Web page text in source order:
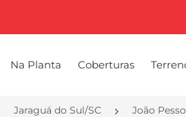
Na Planta Coberturas
Jaraguá do Sul/SC João